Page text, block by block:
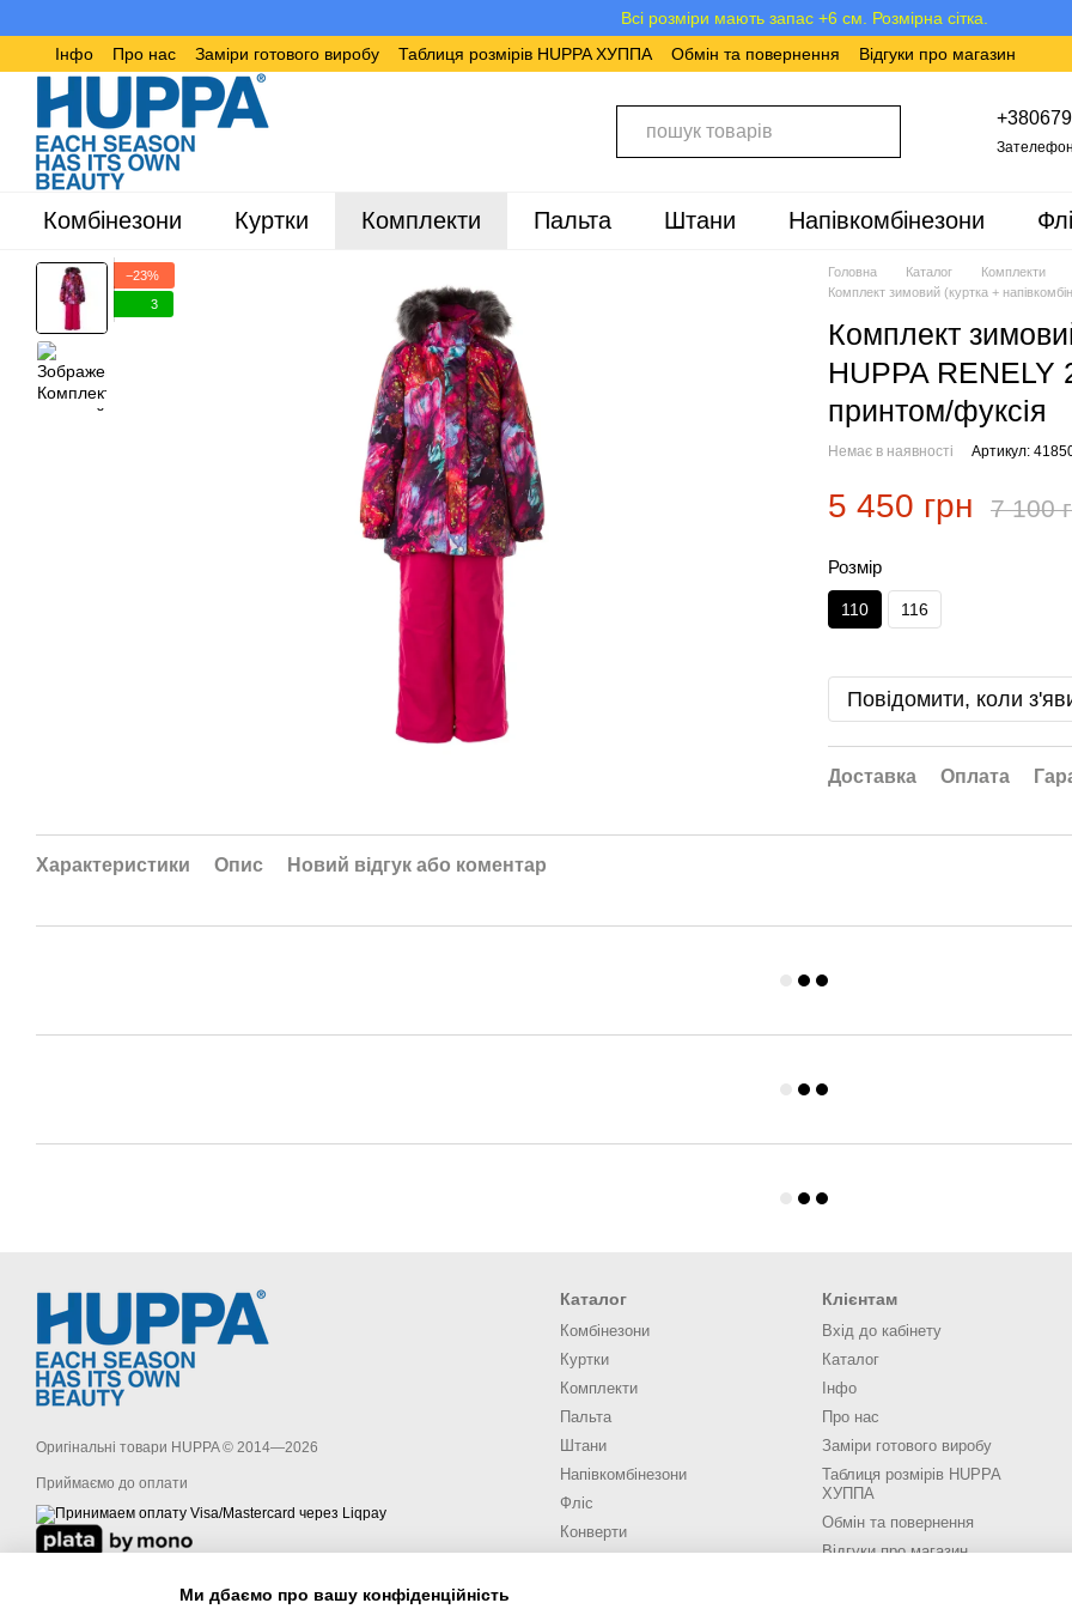
Всі розміри мають запас +6 см. Розмірна сітка.
Інфо
Про нас Заміри готового виробу Таблиця розмірів HUPPA ХУППА Обмін та повернення Відгуки про магазин
Комбінезони Куртки Комплекти Пальта Штани Напівкомбінезони
−23%
3
Головна Каталог Комплекти
Комплект зимовий (куртка +
Комплект
HUPPA RENELY
принтом/фуксія
Немає в наявності Артикул:
5 450 грн 7 100
Розмір
110 116
Повідомити, коли
Доставка Оплата
Характеристики Опис Новий відгук або коментар
Оригінальні товари HUPPA © 2014—2026
Приймаємо до оплати
Каталог
Комбінезони
Куртки
Комплекти
Пальта
Штани
Напівкомбінезони
Фліс
Конверти
Клієнтам
Вхід до кабінету
Каталог
Інфо
Про нас
Заміри готового виробу
Таблиця розмірів HUPPA
ХУППА
Обмін та повернення
Відгуки про магазин
Ми дбаємо про вашу конфіденційність